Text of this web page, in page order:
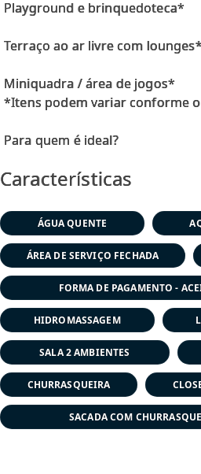
Playground e brinquedoteca*
Terraço ao ar livre com lounges*
Miniquadra / área de jogos*
*Itens podem variar conforme
Para quem é ideal?
Características
ÁGUA QUENTE
ÁREA DE SERVIÇO FECHADA
FORMA DE PAGAMENTO -
HIDROMASSAGEM
SALA 2 AMBIENTES
CHURRASQUEIRA
SACADA COM